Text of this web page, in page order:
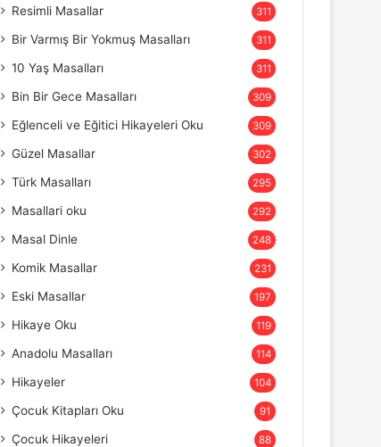
Resimli Masallar 311
Bir Varmış Bir Yokmuş Masalları 311
10 Yaş Masalları 311
Bin Bir Gece Masalları 309
Eğlenceli ve Eğitici Hikayeleri Oku 309
Güzel Masallar 302
Türk Masalları 295
Masallari oku 292
Masal Dinle 248
Komik Masallar 231
Eski Masallar 197
Hikaye Oku 119
Anadolu Masalları 114
Hikayeler 104
Çocuk Kitapları Oku 91
Çocuk Hikayeleri 88